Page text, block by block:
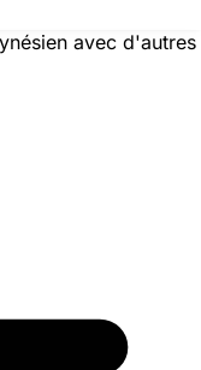
avec d'autres